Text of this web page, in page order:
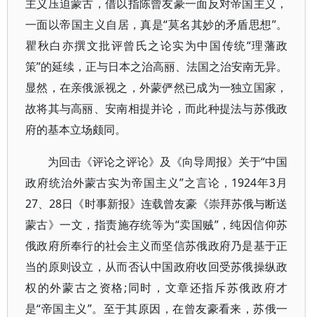
主义压迫蒙古，借以指陈曾友豪一面反对帝国主义，
一面以帝国主义自居，真是“莫名其妙的矛盾思想”。
瞿秋白亦撰文批评曾氏之论实为中国传统“理藩政
策”的延续，正与日本之治高丽、法国之治安南无异。
显然，在亲俄派视之，外蒙俨然已成为一独立国家，
故将其与高丽、安南相提并论，而此种提法与苏俄政
府的基本立场颇同。
为回击《评论之评论》及《向导周报》关于“中国
政府统治外蒙古实为帝国主义”之言论，1924年3月
27、28日《时事新报》连载曾友豪《崇拜苏俄与断送
蒙古》一文，指责施存统等为“卖国贼”，纯因信仰苏
俄政府所奉行的社会主义而坚信苏俄政府乃是基于正
当的原则设立，从而否认中国政府收回受苏俄操纵政
权的外蒙古之资格;同时，文章还指斥苏俄政府才
是“帝国主义”。至于其原因，在曾友豪看来，苏俄一